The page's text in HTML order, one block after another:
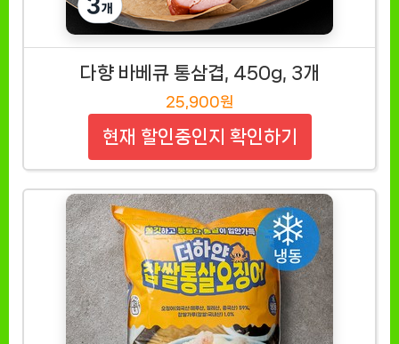
다향 바베큐 통삼겹, 450g, 3개
25,900원
현재 할인중인지 확인하기